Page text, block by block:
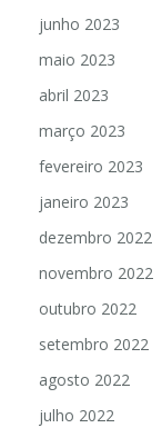
junho 2023
maio 2023
abril 2023
março 2023
fevereiro 2023
janeiro 2023
dezembro 2022
novembro 2022
outubro 2022
setembro 2022
agosto 2022
julho 2022